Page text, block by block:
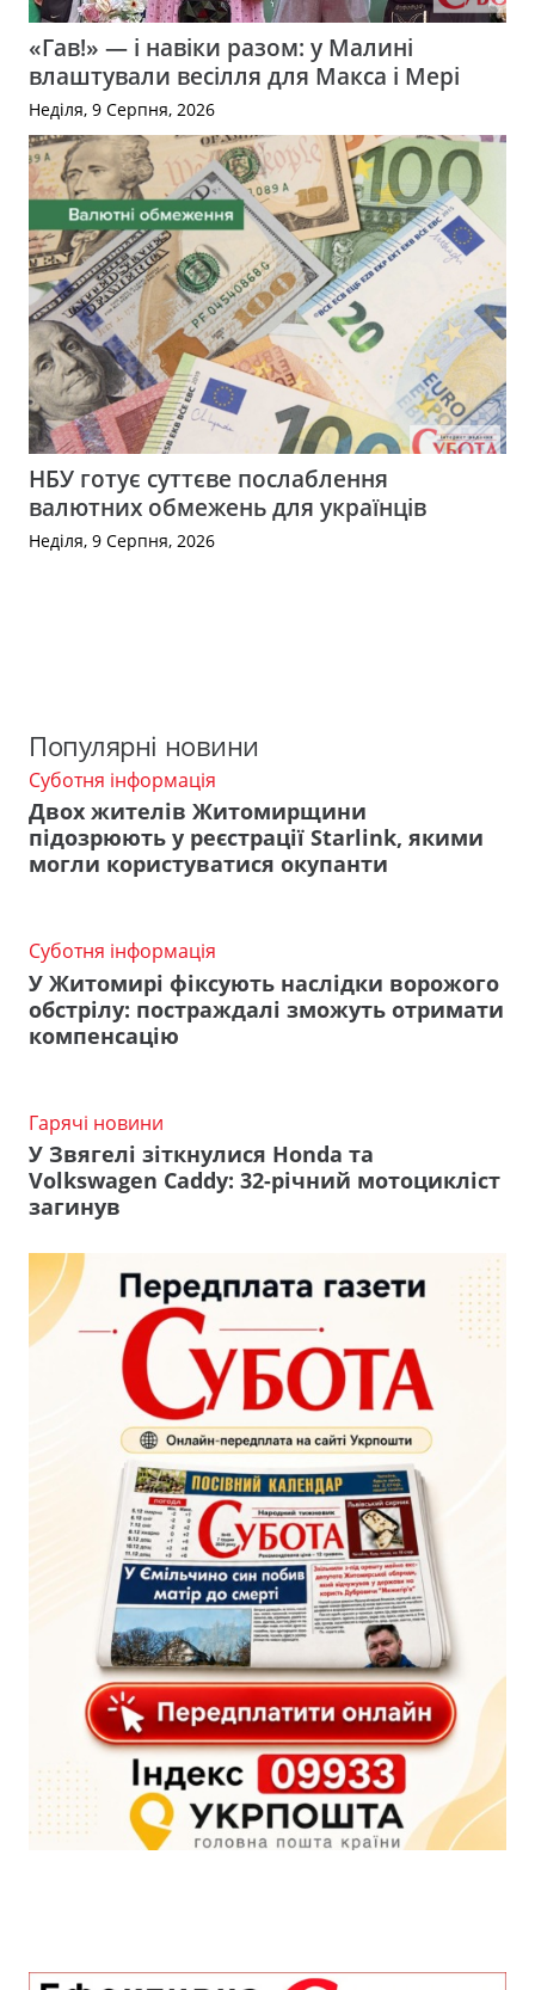
«Гав!» — і навіки разом: у Малині
влаштували весілля для Макса і Мері
Неділя, 9 Серпня, 2026
НБУ готує суттєве послаблення
валютних обмежень для українців
Неділя, 9 Серпня, 2026
Популярні новини
Суботня інформація
Двох жителів Житомирщини
підозрюють у реєстрації Starlink, якими
могли користуватися окупанти
Суботня інформація
У Житомирі фіксують наслідки ворожого
обстрілу: постраждалі зможуть отримати
компенсацію
Гарячі новини
У Звягелі зіткнулися Honda та
Volkswagen Caddy: 32-річний мотоцикліст
загинув